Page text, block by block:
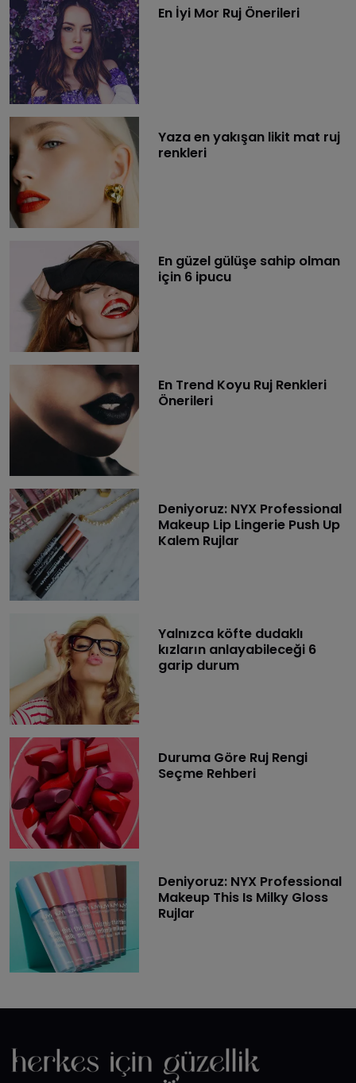
En İyi Mor Ruj Önerileri
Yaza en yakışan likit mat ruj
renkleri
En güzel gülüşe sahip olman
için 6 ipucu
En Trend Koyu Ruj Renkleri
Önerileri
Deniyoruz: NYX Professional
Makeup Lip Lingerie Push Up
Kalem Rujlar
Yalnızca köfte dudaklı
kızların anlayabileceği 6
garip durum
Duruma Göre Ruj Rengi
Seçme Rehberi
Deniyoruz: NYX Professional
Makeup This Is Milky Gloss
Rujlar